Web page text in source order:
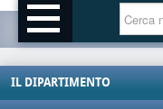
IL DIPARTIMENTO